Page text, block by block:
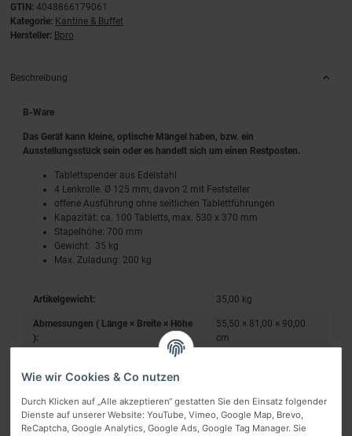
GTIN: 4048866179061
Kategorie: Kantine & Buffet
Hersteller: Bpro
Beschreibung
B-Ware
Das Gerät kann kleine, optische Mängel haben, bzw. ein
Ausstellungsstück sein oder es handelt sich um einen Restposten.
Tablettspender aus Edelstahl
4 Lenkrolle. Ø 125 mm, davon 2 mit Feststeller
offene Ausführung ohne seitlichen Tablettführungen
Kapazität: ca. 100 Tabletts, max. 530 x 370 mm
Stapelhöhe: 700 mm
Gewicht: 35 kg
Max. Zuladung: 200 kg
Artikelgewicht: 35,00 kg
Abmessungen ( Länge × Breite × Höhe
):
55,50 × 81,00 × 90,00
cm
Wie wir Cookies & Co nutzen
Durch Klicken auf „Alle akzeptieren“ gestatten Sie den Einsatz folgender
Dienste auf unserer Website: YouTube, Vimeo, Google Map, Brevo,
ReCaptcha, Google Analytics, Google Ads, Google Tag Manager. Sie